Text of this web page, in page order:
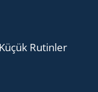
Ru­tin­ler